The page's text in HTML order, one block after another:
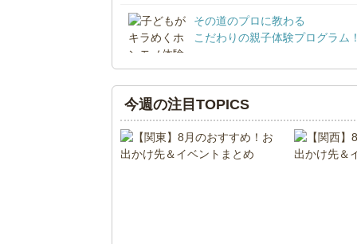
その道のプロに教わる
こだわりの親子体験プログラム！
今週の注目TOPICS